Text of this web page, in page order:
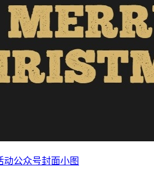
公众号封面小图